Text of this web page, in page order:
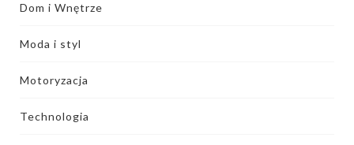
Dom i Wnętrze
Moda i styl
Motoryzacja
Technologia